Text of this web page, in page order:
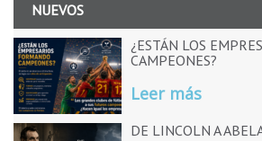
NUEVOS
¿ESTÁN LOS
CAMPEONES?
Leer más
DE LINCOLN A